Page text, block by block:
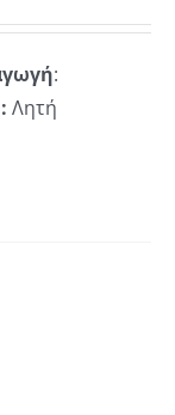
:
Λητή